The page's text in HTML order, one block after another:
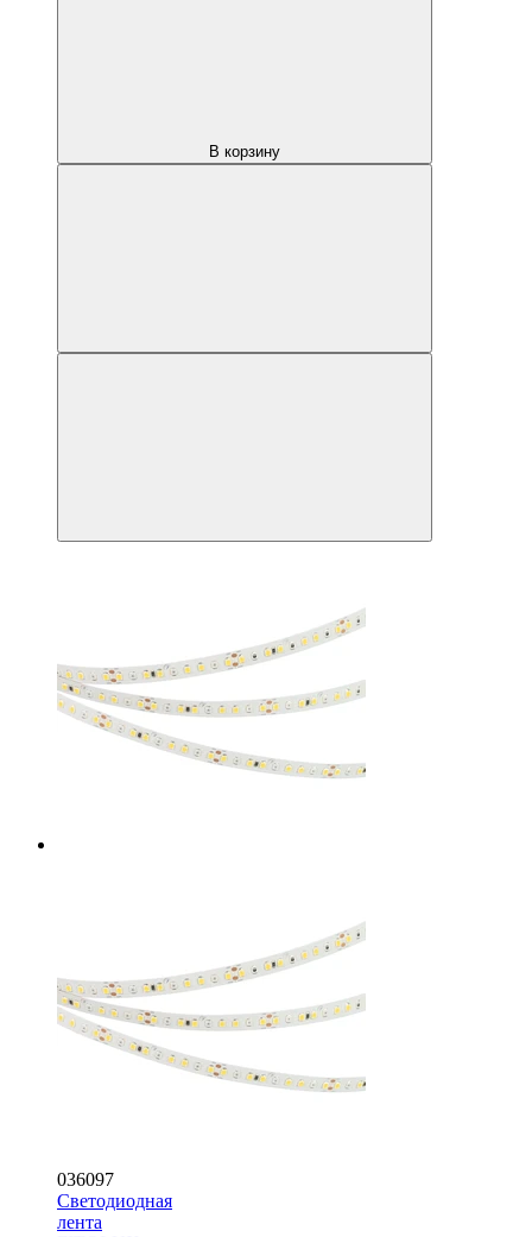
В корзину
036097
Светодиодная
лента